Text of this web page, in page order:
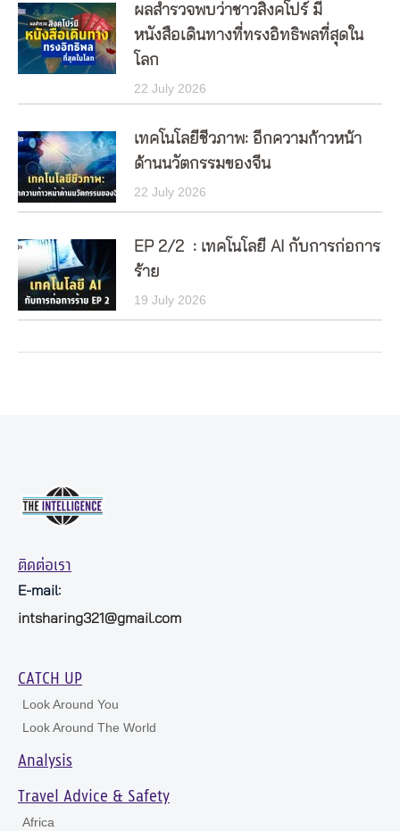
ผลสำรวจพบว่าชาวสิงคโปร์ มี
หนังสือเดินทางที่ทรงอิทธิพลที่สุดใน
โลก
22 July 2026
เทคโนโลยีชีวภาพ: อีกความก้าวหน้า
ด้านนวัตกรรมของจีน
22 July 2026
EP 2/2 : เทคโนโลยี AI กับการก่อการ
ร้าย
19 July 2026
ติดต่อเรา
E-mail:
intsharing321@gmail.com
CATCH UP
Look Around You
Look Around The World
Analysis
Travel Advice & Safety
Africa